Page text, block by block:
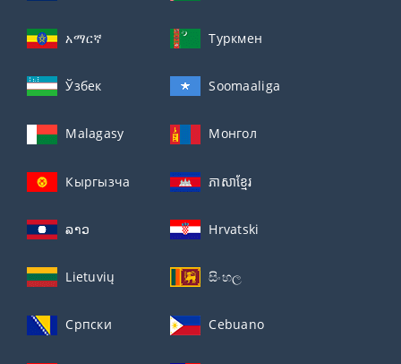
አማርኛ Туркмен
Ўзбек Soomaaliga
Malagasy Монгол
Кыргызча ភាសាខ្មែរ
ລາວ Hrvatski
Lietuvių සිංහල
Српски Cebuano